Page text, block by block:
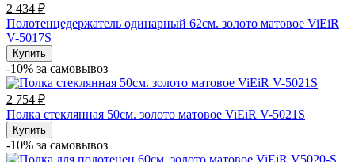
2 434 ₽
Полотенцедержатель одинарный 62см. золото матовое ViEiR
V-5017S
Купить
-10% за cамовывоз
2 754 ₽
Полка стеклянная 50см. золото матовое ViEiR V-5021S
Купить
-10% за cамовывоз